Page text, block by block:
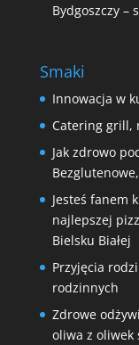
Bydgoszczy –
Smaki
Innowacja w
Catering grill,
Jak zdrowo
Jesteś fanem
najlepszej
Bielsku Białej
Przyjęcia
rodzinnych
Zdrowe
oliwa z oliwek